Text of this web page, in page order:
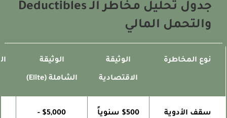
جدول تحليل مخاطر الـ Deductibles
والتحمل المالي
نوع المخاطرة الوثيقة
الاقتصادية
الوثيقة
الشاملة (Elite)
سقف الأدوية $500 سنوياً $5,000 -